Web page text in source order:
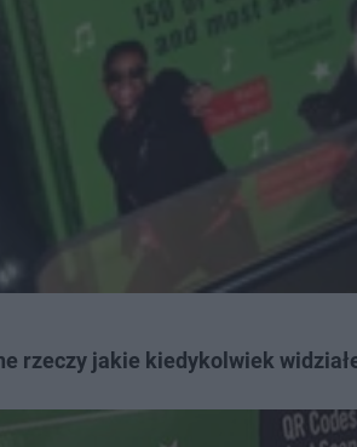
rzeczy jakie kiedykolwiek